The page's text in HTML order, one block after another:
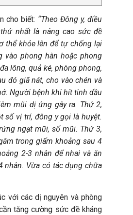
cho biết: “Theo Đông y, điều
nhất là nâng cao sức đề
thể khỏe lên để tự chống lại
phong hàn hoặc phong
lông, quả ké, phòng phong,
đó giã nát, cho vào chén và
Người bệnh khi hít tinh dầu
mũi dị ứng gây ra. Thứ 2,
vị trí, đông y gọi là huyệt.
ngạt mũi, sổ mũi. Thứ 3,
trong giấm khoảng sau 4
2-3 nhân để nhai và ăn
nhân. Vừa có tác dụng chữa
với các dị nguyên và phòng
tăng cường sức đề kháng